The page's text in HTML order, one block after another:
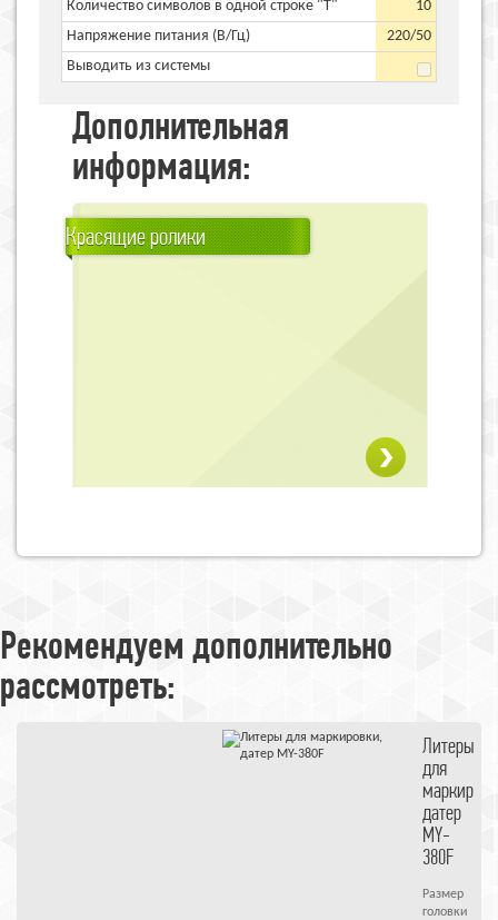
Количество символов в одной строке "T"
10
Напряжение питания (В/Гц)
220/50
Выводить из системы
Дополнительная
информация:
Красящие ролики
Рекомендуем дополнительно
рассмотреть:
Литеры
для
датер
MY-
380F
Размер
головки